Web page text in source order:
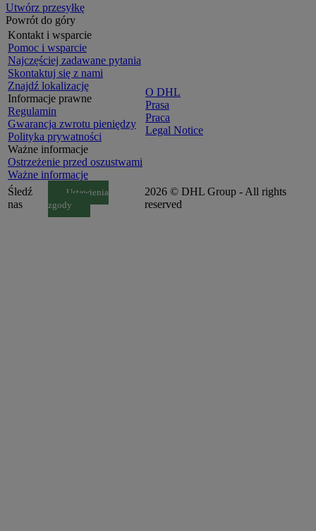
Utwórz przesyłkę
Powrót do góry
Kontakt i wsparcie
Pomoc i wsparcie
Najczęściej zadawane pytania
Skontaktuj się z nami
Znajdź lokalizację
Informacje prawne
Regulamin
Gwarancja zwrotu pieniędzy
Polityka prywatności
Ważne informacje
Ostrzeżenie przed oszustwami
Ważne informacje
O DHL
Prasa
Praca
Legal Notice
Śledź
nas
Ustawienia
zgody
2026 © DHL Group - All rights
reserved